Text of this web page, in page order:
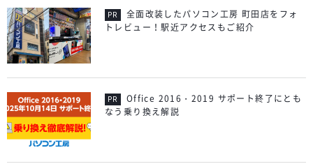
全面改装したパソコン工房 町田店をフォ
トレビュー！駅近アクセスもご紹介
Office 2016・2019 サポート終了にとも
なう乗り換え解説